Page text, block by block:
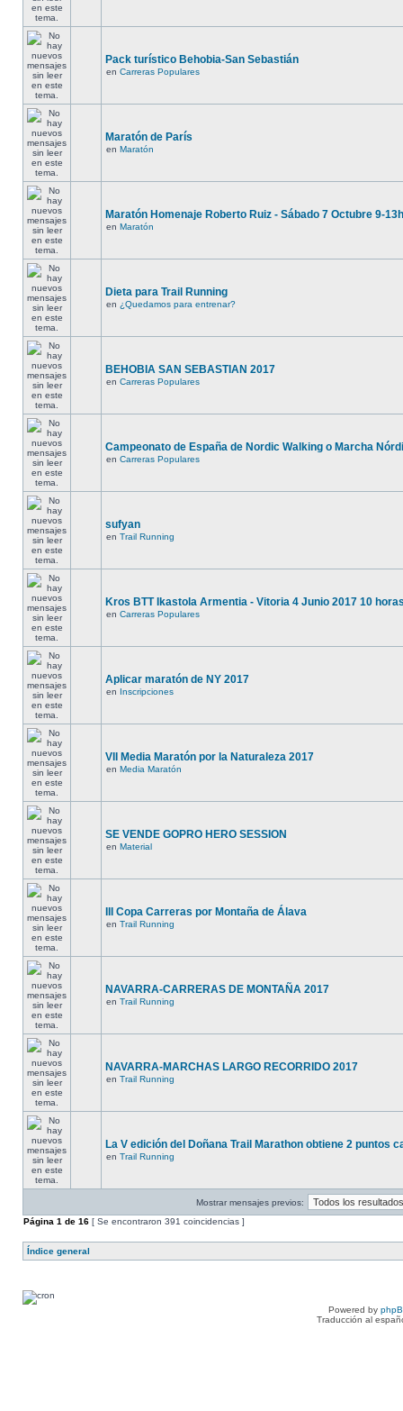
Pack turístico Behobia-San Sebastián
en Carreras Populares
Maratón de París
en Maratón
Maratón Homenaje Roberto Ruiz - Sábado 7 Octubre 9-
en Maratón
Dieta para Trail Running
en ¿Quedamos para entrenar?
BEHOBIA SAN SEBASTIAN 2017
en Carreras Populares
Campeonato de España de Nordic Walking o Marcha
en Carreras Populares
sufyan
en Trail Running
Kros BTT Ikastola Armentia - Vitoria 4 Junio 2017 10
en Carreras Populares
Aplicar maratón de NY 2017
en Inscripciones
VII Media Maratón por la Naturaleza 2017
en Media Maratón
SE VENDE GOPRO HERO SESSION
en Material
III Copa Carreras por Montaña de Álava
en Trail Running
NAVARRA-CARRERAS DE MONTAÑA 2017
en Trail Running
NAVARRA-MARCHAS LARGO RECORRIDO 2017
en Trail Running
La V edición del Doñana Trail Marathon obtiene 2 puntos
en Trail Running
Mostrar mensajes previos:
Página 1 de 16 [ Se encontraron 391 coincidencias ]
Índice general
Powered by
Traducción al